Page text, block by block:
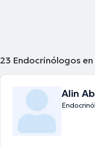
23 Endocrinólogos
Alin